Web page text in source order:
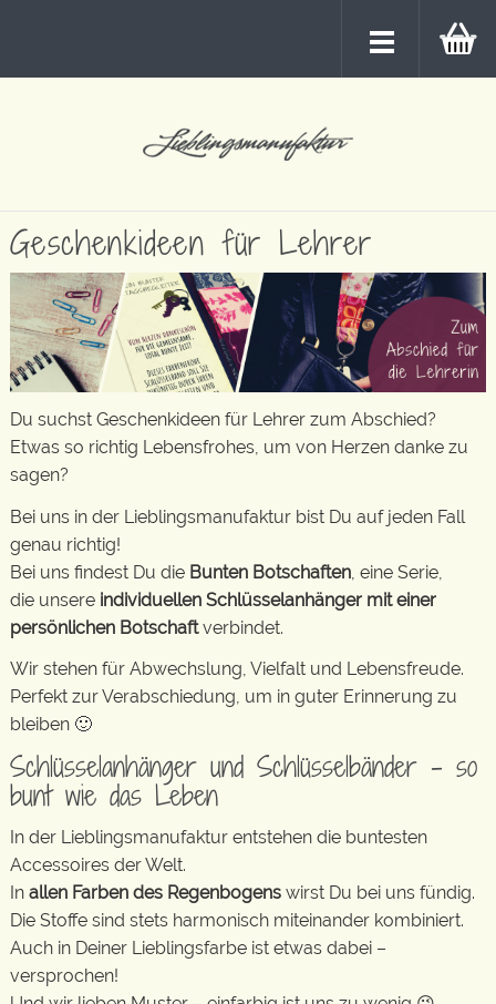
Geschenkideen für Lehrer
Du suchst Geschenkideen für Lehrer zum Abschied?
Etwas so richtig Lebensfrohes, um von Herzen danke zu
sagen?
Bei uns in der Lieblingsmanufaktur bist Du auf jeden Fall
genau richtig!
Bei uns findest Du die Bunten Botschaften , eine Serie,
die unsere individuellen Schlüsselanhänger mit einer
persönlichen Botschaftverbindet.
Wir stehen für Abwechslung, Vielfalt und Lebensfreude.
Perfekt zur Verabschiedung, um in guter Erinnerung zu
bleiben 🙂
Schlüsselanhänger und Schlüsselbänder – so
bunt wie das Leben
In der Lieblingsmanufaktur entstehen die buntesten
Accessoires der Welt.
In allen Farben des Regenbogens wirst Du bei uns fündig.
Die Stoffe sind stets harmonisch miteinander kombiniert.
Auch in Deiner Lieblingsfarbe ist etwas dabei –
versprochen!